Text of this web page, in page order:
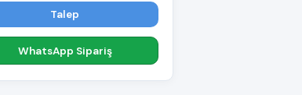
Talep
WhatsApp Sipariş